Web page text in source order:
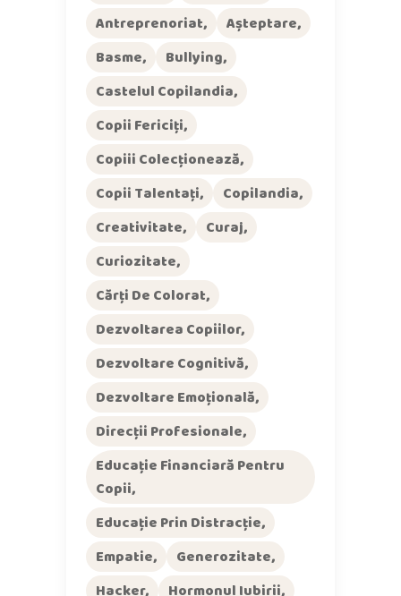
Antreprenoriat
Așteptare
Basme
Bullying
Castelul Copilandia
Copii Fericiți
Copiii Colecționează
Copii Talentați
Copilandia
Creativitate
Curaj
Curiozitate
Cărți De Colorat
Dezvoltarea Copiilor
Dezvoltare Cognitivă
Dezvoltare Emoțională
Direcții Profesionale
Educație Financiară Pentru
Copii
Educație Prin Distracție
Empatie
Generozitate
Hacker
Hormonul Iubirii